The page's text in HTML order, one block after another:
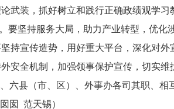
武装，抓好树立和践行正确政绩观学习
要坚持服务大局，助力产业转型，优化
持宣传造势，用好重大平台，深化对外
安全机制，加强领事保护宣传，切实维
六县（市、区）、外事办各司其职、相
囡 范天锡）